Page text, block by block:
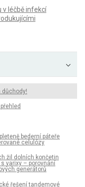
léčbě infekcí
důchody!
bederní páteře
celulózy
žil dolních končetin
varixy – porovnání
generátorů
řešení tandemové